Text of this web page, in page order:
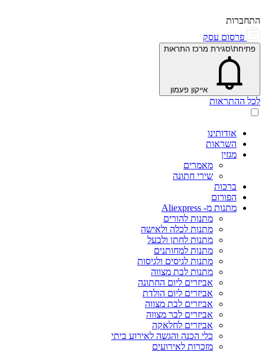
התחברות
פרסום עסק
פתיחת\סגירת מרכז התראות
אייקון פעמון
לכל ההתראות
אודותינו
השראות
מגזין
מאמרים
שירי חתונה
ברכות
הפורום
מתנות מ- Aliexpress
מתנות להורים
מתנות לכלה ולאישה
מתנות לחתן ולבעל
מתנות למחותנים
מתנות לגיסים ולגיסות
מתנות לבת מצווה
אביזרים ליום החתונה
אביזרים ליום הולדת
אביזרים לבת מצווה
אביזרים לבר מצווה
אביזרים לחלאקה
כלי הכנה והגשה לאירוע ביתי
מזכרות לאירועים